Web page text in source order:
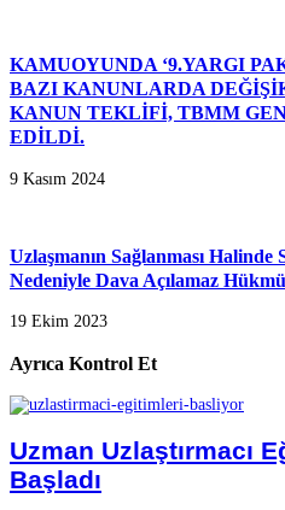
KAMUOYUNDA ‘9.YARGI
BAZI KANUNLARDA
KANUN TEKLİFİ, TBMM
EDİLDİ.
9 Kasım 2024
Uzlaşmanın Sağlanması
Nedeniyle Dava Açılamaz
19 Ekim 2023
Ayrıca Kontrol Et
Uzman Uzlaştırmacı
Başladı